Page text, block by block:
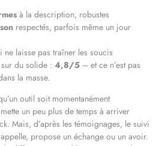
à la description, robustes
respectés, parfois même un jour
laisse pas traîner les soucis
du solide : 4,8/5 – et ce n’est pas
la masse.
outil soit momentanément
un peu plus de temps à arriver
Mais, d’après les témoignages, le suivi
propose un échange ou un avoir.